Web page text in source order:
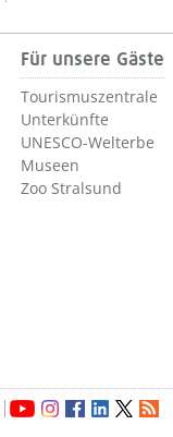
Für unsere Gäste
Tourismuszentrale
Unterkünfte
UNESCO-Welterbe
Museen
Zoo Stralsund